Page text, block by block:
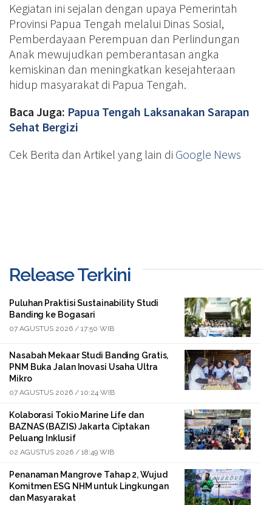
Kegiatan ini sejalan dengan upaya Pemerintah
Provinsi Papua Tengah melalui Dinas Sosial,
Pemberdayaan Perempuan dan Perlindungan
Anak mewujudkan pemberantasan angka
kemiskinan dan meningkatkan kesejahteraan
hidup masyarakat di Papua Tengah.
Baca Juga: Papua Tengah Laksanakan Sarapan
Sehat Bergizi
Cek Berita dan Artikel yang lain di Google News
Release Terkini
Puluhan Praktisi Sustainability Studi
Banding ke Bogasari
07 AGUSTUS 2026 / 17:50 WIB
Nasabah Mekaar Studi Banding Gratis,
PNM Buka Jalan Inovasi Usaha Ultra
Mikro
07 AGUSTUS 2026 / 10:24 WIB
Kolaborasi Tokio Marine Life dan
BAZNAS (BAZIS) Jakarta Ciptakan
Peluang Inklusif
02 AGUSTUS 2026 / 18:49 WIB
Penanaman Mangrove Tahap 2, Wujud
Komitmen ESG NHM untuk Lingkungan
dan Masyarakat